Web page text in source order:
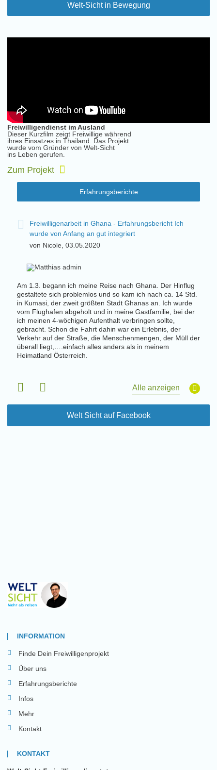
Welt-Sicht in Bewegung
Freiwilligendienst im Ausland
Dieser Kurzfilm zeigt Freiwillige während
ihres Einsatzes in Thailand. Das Projekt
wurde vom Gründer von Welt-Sicht
ins Leben gerufen.
Zum Projekt
Erfahrungsberichte
Freiwilligenarbeit in Ghana - Erfahrungsbericht Ich
wurde von Anfang an gut integriert
von Nicole, 03.05.2020
Am 1.3. begann ich meine Reise nach Ghana. Der Hinflug
gestaltete sich problemlos und so kam ich nach ca. 14 Std.
in Kumasi, der zweit größten Stadt Ghanas an. Ich wurde
vom Flughafen abgeholt und in meine Gastfamilie, bei der
ich meinen 4-wöchigen Aufenthalt verbringen sollte,
gebracht. Schon die Fahrt dahin war ein Erlebnis, der
Verkehr auf der Straße, die Menschenmengen, der Müll der
überall liegt,….einfach alles anders als in meinem
Heimatland Österreich.
Alle anzeigen
Welt Sicht auf Facebook
INFORMATION
Finde Dein Freiwilligenprojekt
Über uns
Erfahrungsberichte
Infos
Mehr
Kontakt
KONTAKT